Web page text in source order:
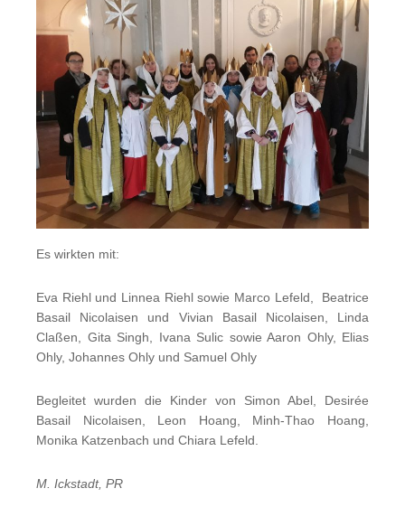
Es wirkten mit:
Eva Riehl und Linnea Riehl sowie Marco Lefeld, Beatrice
Basail Nicolaisen und Vivian Basail Nicolaisen, Linda
Claßen, Gita Singh, Ivana Sulic sowie Aaron Ohly, Elias
Ohly, Johannes Ohly und Samuel Ohly
Begleitet wurden die Kinder von Simon Abel, Desirée
Basail Nicolaisen, Leon Hoang, Minh-Thao Hoang,
Monika Katzenbach und Chiara Lefeld.
M. Ickstadt, PR